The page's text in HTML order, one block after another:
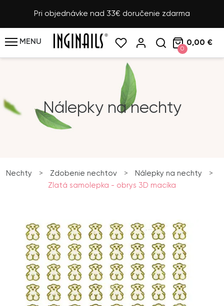
Pri objednávke nad 33€ doručenie zdarma
MENU
0
0,00 €
Nálepky na nechty
Nechty > Zdobenie nechtov > Nálepky na nechty
>
Zlatá samolepka - obrys 3D macíka